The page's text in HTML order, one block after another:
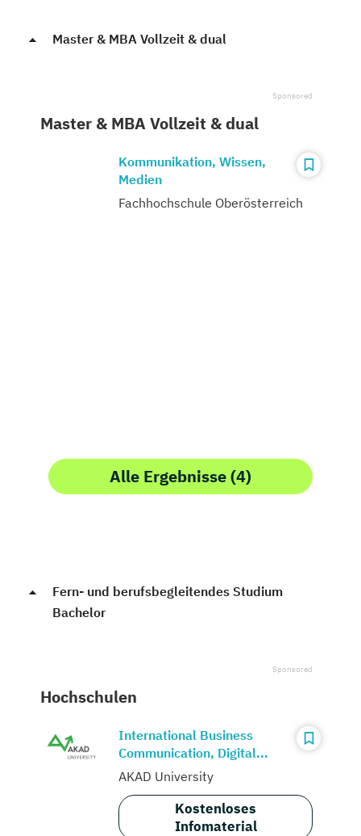
Master & MBA Vollzeit & dual
Master & MBA Vollzeit & dual
Kommunikation, Wissen,
Medien
Fachhochschule Oberösterreich
Alle Ergebnisse (4)
Fern- und berufsbegleitendes Studium
Bachelor
Hochschulen
International Business
Communication, Digital...
AKAD University
Kostenloses
Infomaterial